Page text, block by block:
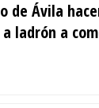
de Ávila
ladrón a